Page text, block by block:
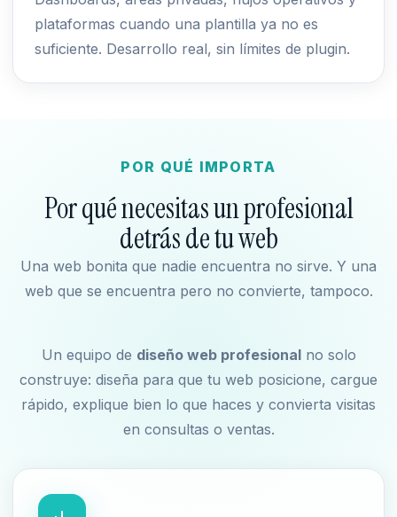
plataformas cuando una plantilla ya no es
suficiente. Desarrollo real, sin límites de plugin.
POR QUÉ IMPORTA
Por qué necesitas un profesional
detrás de tu web
Una web bonita que nadie encuentra no sirve. Y una
web que se encuentra pero no convierte, tampoco.
Un equipo de diseño web profesionalno solo
construye: diseña para que tu web posicione, cargue
rápido, explique bien lo que haces y convierta visitas
en consultas o ventas.